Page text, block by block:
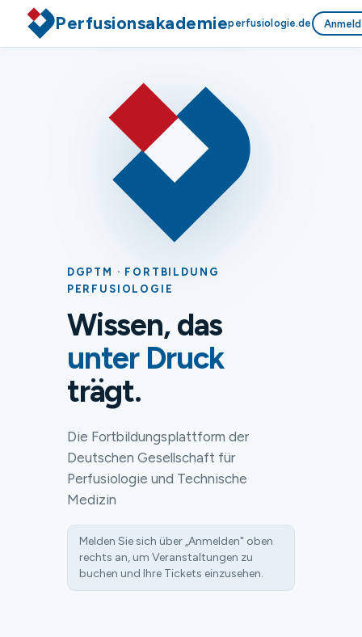
Perfusionsakademieperfusiologie.de
DGPTM · FORTBILDUNG
PERFUSIOLOGIE
Wissen, das
unter Druck
trägt.
Die Fortbildungsplattform der
Deutschen Gesellschaft für
Perfusiologie und Technische
Medizin
Melden Sie sich über „Anmelden" oben
rechts an, um Veranstaltungen zu
buchen und Ihre Tickets einzusehen.